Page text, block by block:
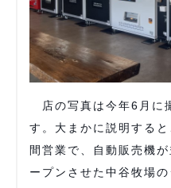
店の写真は今年6月に
す。大まかに説明する
間営業で、自動販売機
ープンさせた中谷牧場